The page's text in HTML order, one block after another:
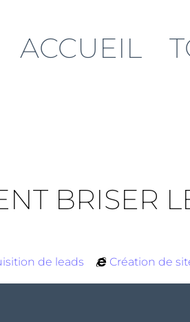
ACCUEIL
BRISER
de leads Création de